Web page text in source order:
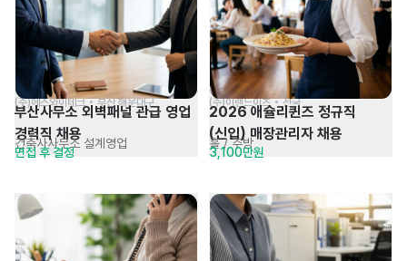
(주)에스와이테크 • 부산 해운대구
부산사무소 외벽패널 관급 영업
경력직 채용
건축사사무소 설계영업
면접 후 결정
(주)이랜드이츠 • 전국
2026 애슐리퀸즈 정규직
(신입) 매장관리자 채용
홀 / 주방
3,100만원